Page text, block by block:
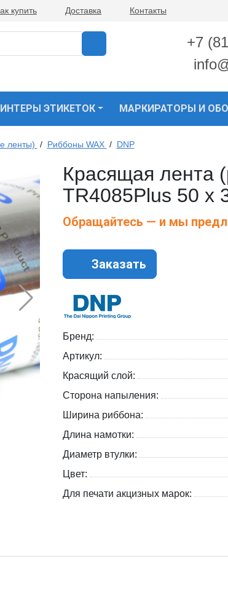
купить Доставка Контакты
+7
ЭТИКЕТОК МАРКИРАТОРЫ И
ленты) / Риббоны WAX / DNP
Красящая лента
TR4085Plus 50 x
Обращайтесь — и мы
Заказать
Бренд:
Артикул:
Красящий слой:
Сторона напыления:
Ширина риббона:
Длина намотки:
Диаметр втулки:
Цвет:
Для печати акцизных марок: